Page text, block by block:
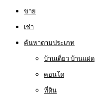
ขาย
เช่า
ค้นหาตามประเภท
บ้านเดี่ยว บ้านแฝด
คอนโด
ที่ดิน